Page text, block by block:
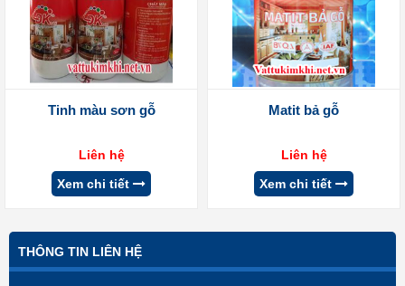
Tinh màu sơn gỗ
Liên hệ
Xem chi tiết
Matit bả gỗ
Liên hệ
Xem chi tiết
THÔNG TIN LIÊN HỆ